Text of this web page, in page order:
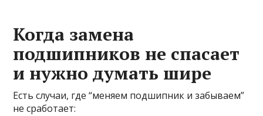
Когда замена
подшипников не спасает
и нужно думать шире
Есть случаи, где “меняем подшипник и забываем”
не сработает: